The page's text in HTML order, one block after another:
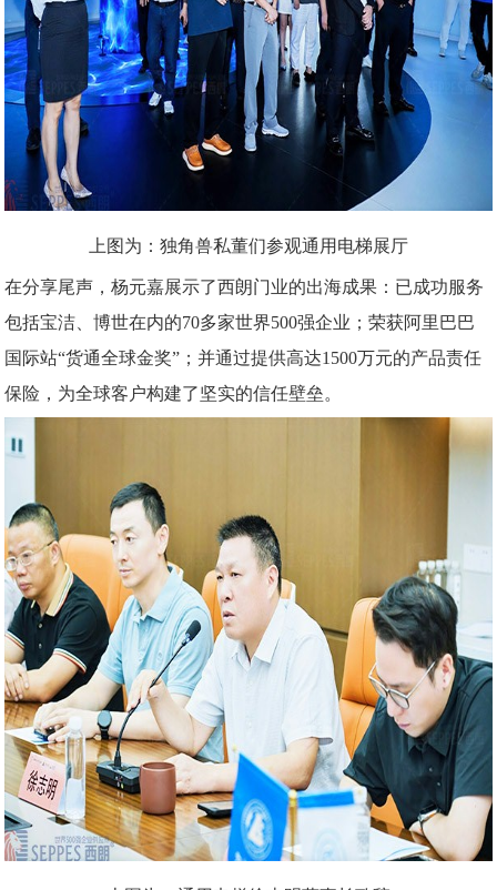
上图为：独角兽私董们参观通用电梯展厅
在分享尾声，杨元嘉展示了西朗门业的出海成果：已成功服务
包括宝洁、博世在内的70多家世界500强企业；荣获阿里巴巴
国际站“货通全球金奖”；并通过提供高达1500万元的产品责任
保险，为全球客户构建了坚实的信任壁垒。